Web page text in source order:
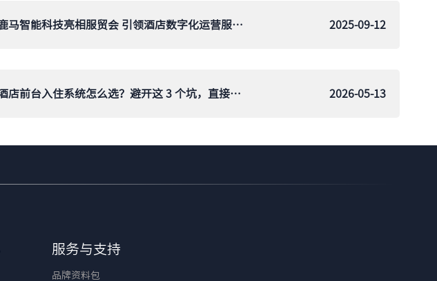
鹿马智能科技亮相服贸会 引领酒店数字化运营服务规范 2025-09-12
酒店前台入住系统怎么选？避开这 3 个坑，直接选鹿马 2026-05-13
服务与支持
品牌资料包